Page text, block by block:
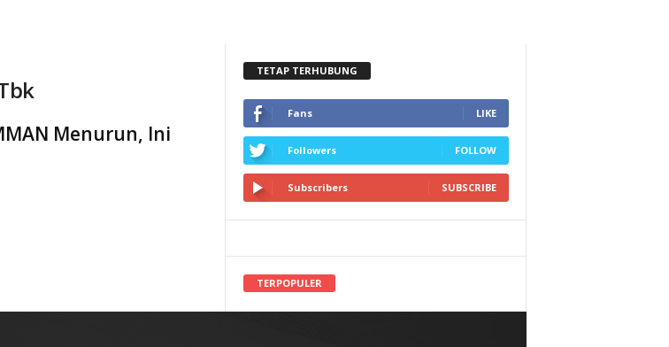
Menurun, Ini
TETAP TERHUBUNG
Fans LIKE
Followers FOLLOW
Subscribers SUBSCRIBE
TERPOPULER